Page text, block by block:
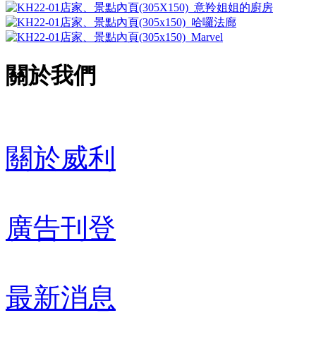
關於我們
關於威利
廣告刊登
最新消息